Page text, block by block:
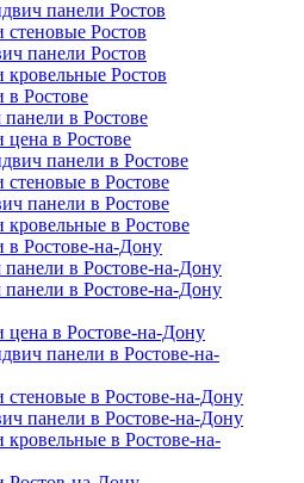
панели Ростов
Ростов
панели Ростов
Ростов
в Ростове
в Ростове
в Ростове
панели в Ростове
в Ростове
панели в Ростове
в Ростове
в Ростове-на-Дону
в Ростове-на-Дону
в Ростове-на-Дону
цена в Ростове-на-Дону
панели в Ростове-на-
стеновые в Ростове-на-Дону
панели в Ростове-на-Дону
в Ростове-на-